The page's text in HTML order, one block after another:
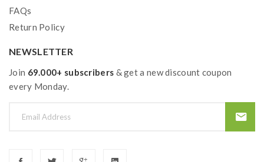
FAQs
Return Policy
NEWSLETTER
Join 69.000+ subscribers & get a new discount coupon
every Monday.